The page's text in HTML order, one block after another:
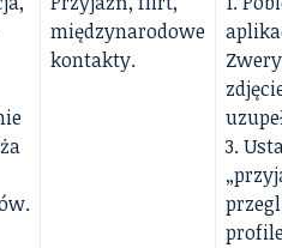
międzynarodowe
kontakty.
3.